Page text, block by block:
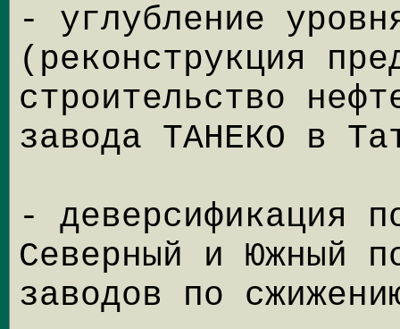
- углубление
(реконструкция
строительство
завода ТАНЕКО в
- деверсификация
Северный и Южный
заводов по